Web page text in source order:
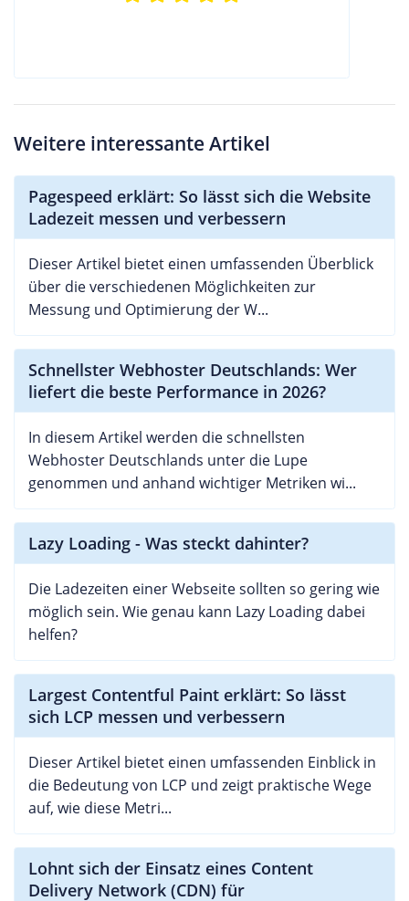
Weitere interessante Artikel
Pagespeed erklärt: So lässt sich die Website
Ladezeit messen und verbessern
Dieser Artikel bietet einen umfassenden Überblick
über die verschiedenen Möglichkeiten zur
Messung und Optimierung der W...
Schnellster Webhoster Deutschlands: Wer
liefert die beste Performance in 2026?
In diesem Artikel werden die schnellsten
Webhoster Deutschlands unter die Lupe
genommen und anhand wichtiger Metriken wi...
Lazy Loading - Was steckt dahinter?
Die Ladezeiten einer Webseite sollten so gering wie
möglich sein. Wie genau kann Lazy Loading dabei
helfen?
Largest Contentful Paint erklärt: So lässt
sich LCP messen und verbessern
Dieser Artikel bietet einen umfassenden Einblick in
die Bedeutung von LCP und zeigt praktische Wege
auf, wie diese Metri...
Lohnt sich der Einsatz eines Content
Delivery Network (CDN) für